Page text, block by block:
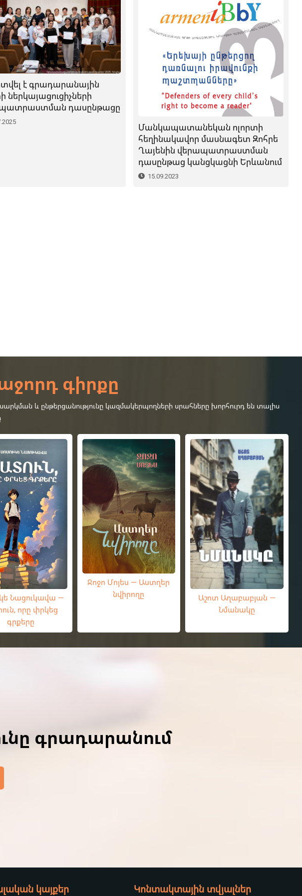
է գրադարանային
ներկայացուցիչների
դասընթացը
Մանկապատանեկան ոլորտի
հեղինակավոր մասնագետ Զոհրե
Ղայենին վերապատրաստման
դասընթաց կանցկացնի Երևանում
15.09.2023
գիրքը
և ընթերցանությունը կազմակերպողների սրահները խորհուրդ են տալիս
Նացուկավա —
որը փրկեց
գրքերը
Ջոջո Մոյես — Աստղեր
նվիրողը
Աշոտ Աղաբաբյան —
Նմանակը
գրադարանում
կայքեր Կոնտակտային տվյալներ